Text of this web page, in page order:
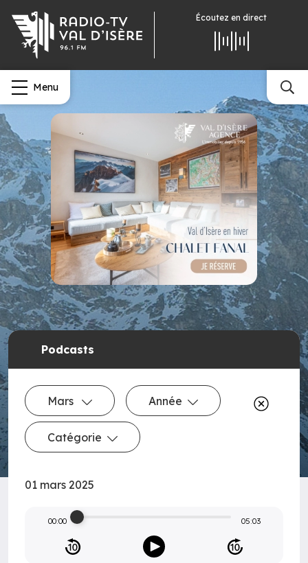
Écoutez en direct
Menu
Podcasts
Mars Année
Catégorie
01 mars 2025
00:00 05:03